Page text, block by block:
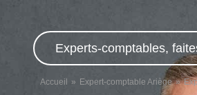
Experts-comptables,
Accueil Expert-comptable Ariège